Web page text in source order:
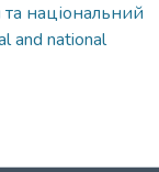
та національний
and national